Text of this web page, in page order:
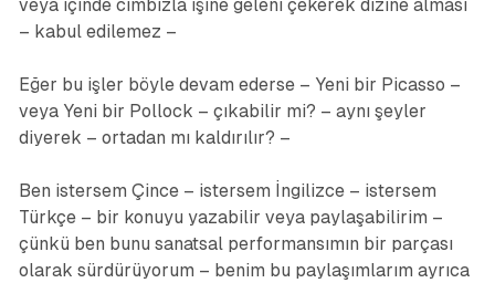
veya içinde cımbızla işine geleni çekerek dizine alması
– kabul edilemez –
Eğer bu işler böyle devam ederse – Yeni bir Picasso –
veya Yeni bir Pollock – çıkabilir mi? – aynı şeyler
diyerek – ortadan mı kaldırılır? –
Ben istersem Çince – istersem İngilizce – istersem
Türkçe – bir konuyu yazabilir veya paylaşabilirim –
çünkü ben bunu sanatsal performansımın bir parçası
olarak sürdürüyorum – benim bu paylaşımlarım ayrıca